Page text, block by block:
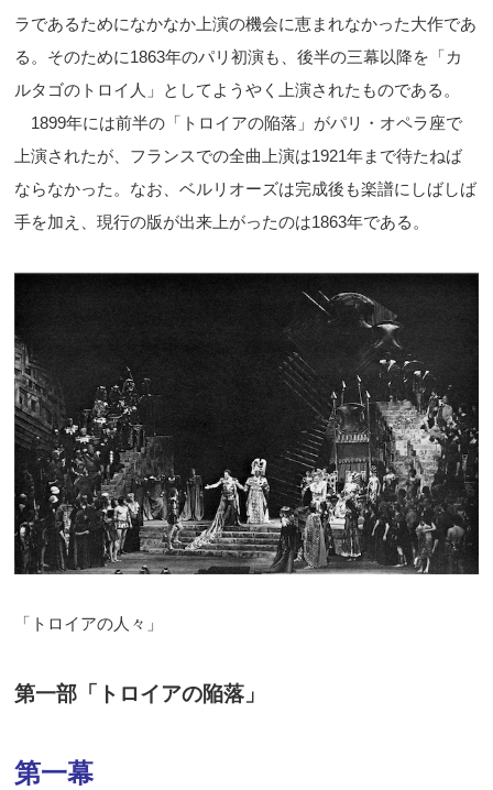
ラであるためになかなか上演の機会に恵まれなかった大作であ
る。そのために1863年のパリ初演も、後半の三幕以降を「カ
ルタゴのトロイ人」としてようやく上演されたものである。
1899年には前半の「トロイアの陥落」がパリ・オペラ座で
上演されたが、フランスでの全曲上演は1921年まで待たねば
ならなかった。なお、ベルリオーズは完成後も楽譜にしばしば
手を加え、現行の版が出来上がったのは1863年である。
「トロイアの人々」
第一部「トロイアの陥落」
第一幕